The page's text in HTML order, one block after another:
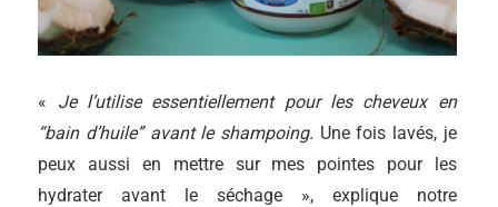
« Je l’utilise essentiellement pour les cheveux en
“bain d’huile” avant le shampoing. Une fois lavés, je
peux aussi en mettre sur mes pointes pour les
hydrater avant le séchage », explique notre